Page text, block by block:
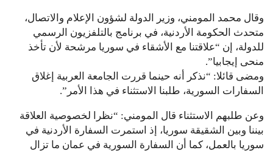
وقال محمد المومني، وزير الدولة لشؤون الإعلام والاتصال،
متحدث الحكومة الأردنية، في برنامج بالتلفزيون الرسمي
للدولة، إن “علاقتنا مع الأشقاء في سوريا مرشحة لأن تأخذ
منحى إيجابيا”.
ومضى قائلا: “نذكر أنه حينما قررت الجامعة العربية إغلاق
السفارات السورية، طلبنا الاستثناء في هذا الأمر”.
وعن طلبهم الاستثناء قال المومني: “نظرا لخصوصية العلاقة
بيننا وبين الشقيقة سوريا، إذ استمرت السفارة الأردنية في
سوريا بالعمل، كما أن السفارة السورية في عمان ما تزال